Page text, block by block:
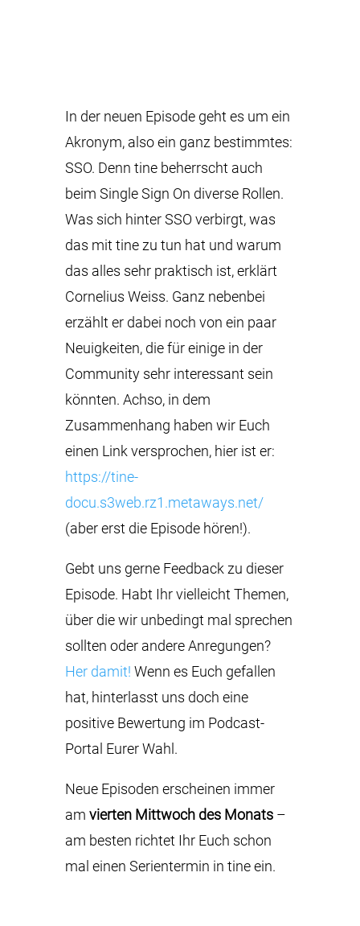
In der neuen Episode geht es um ein
Akronym, also ein ganz bestimmtes:
SSO. Denn tine beherrscht auch
beim Single Sign On diverse Rollen.
Was sich hinter SSO verbirgt, was
das mit tine zu tun hat und warum
das alles sehr praktisch ist, erklärt
Cornelius Weiss. Ganz nebenbei
erzählt er dabei noch von ein paar
Neuigkeiten, die für einige in der
Community sehr interessant sein
könnten. Achso, in dem
Zusammenhang haben wir Euch
einen Link versprochen, hier ist er:
https://tine-
docu.s3web.rz1.metaways.net/
(aber erst die Episode hören!).
Gebt uns gerne Feedback zu dieser
Episode. Habt Ihr vielleicht Themen,
über die wir unbedingt mal sprechen
sollten oder andere Anregungen?
Her damit! Wenn es Euch gefallen
hat, hinterlasst uns doch eine
positive Bewertung im Podcast-
Portal Eurer Wahl.
Neue Episoden erscheinen immer
am vierten Mittwoch des Monats–
am besten richtet Ihr Euch schon
mal einen Serientermin in tine ein.